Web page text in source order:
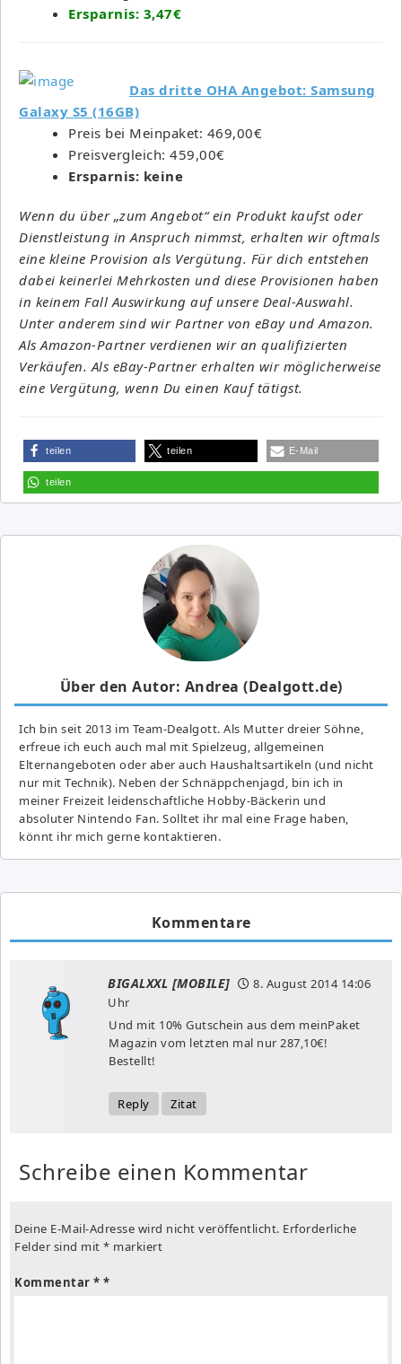
Ersparnis: 3,47€
Das dritte OHA Angebot: Samsung
Galaxy S5 (16GB)
Preis bei Meinpaket: 469,00€
Preisvergleich: 459,00€
Ersparnis: keine
Wenn du über „zum Angebot“ ein Produkt kaufst oder
Dienstleistung in Anspruch nimmst, erhalten wir oftmals
eine kleine Provision als Vergütung. Für dich entstehen
dabei keinerlei Mehrkosten und diese Provisionen haben
in keinem Fall Auswirkung auf unsere Deal-Auswahl.
Unter anderem sind wir Partner von eBay und Amazon.
Als Amazon-Partner verdienen wir an qualifizierten
Verkäufen. Als eBay-Partner erhalten wir möglicherweise
eine Vergütung, wenn Du einen Kauf tätigst.
teilen teilen E-Mail
teilen
Über den Autor: Andrea (Dealgott.de)
Ich bin seit 2013 im Team-Dealgott. Als Mutter dreier Söhne,
erfreue ich euch auch mal mit Spielzeug, allgemeinen
Elternangeboten oder aber auch Haushaltsartikeln (und nicht
nur mit Technik). Neben der Schnäppchenjagd, bin ich in
meiner Freizeit leidenschaftliche Hobby-Bäckerin und
absoluter Nintendo Fan. Solltet ihr mal eine Frage haben,
könnt ihr mich gerne kontaktieren.
Kommentare
BIGALXXL [MOBILE] 8. August 201414:06
Uhr
Und mit 10% Gutschein aus dem meinPaket
Magazin vom letzten mal nur 287,10€!
Bestellt!
Reply Zitat
Schreibe einen Kommentar
Deine E-Mail-Adresse wird nicht veröffentlicht. Erforderliche
Felder sind mit * markiert
Kommentar *